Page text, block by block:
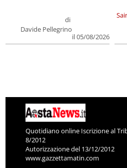
di
Davide Pellegrino
il 05/08/2026
Quotidiano online Iscrizione al
8/2012
Autorizzazione del 13/12/2012
www.gazzettamatin.com